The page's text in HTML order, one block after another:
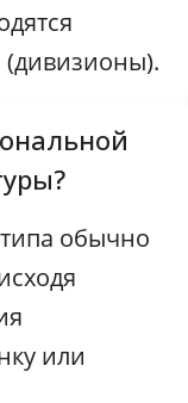
(дивизионы).
обычно
или